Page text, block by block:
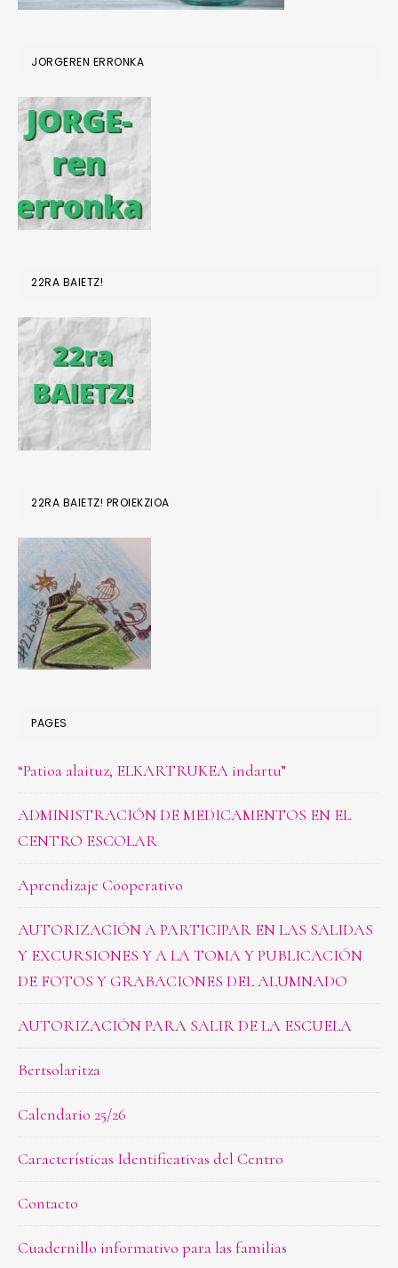
JORGEREN ERRONKA
22RA BAIETZ!
22RA BAIETZ! PROIEKZIOA
PAGES
“Patioa alaituz, ELKARTRUKEA indartu”
ADMINISTRACIÓN DE MEDICAMENTOS EN EL
CENTRO ESCOLAR
Aprendizaje Cooperativo
AUTORIZACIÓN A PARTICIPAR EN LAS SALIDAS
Y EXCURSIONES Y A LA TOMA Y PUBLICACIÓN
DE FOTOS Y GRABACIONES DEL ALUMNADO
AUTORIZACIÓN PARA SALIR DE LA ESCUELA
Bertsolaritza
Calendario 25/26
Características Identificativas del Centro
Contacto
Cuadernillo informativo para las familias